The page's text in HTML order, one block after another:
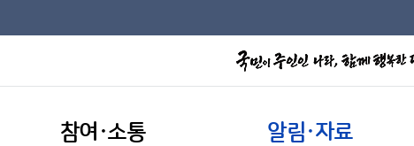
참여·소통 알림·자료